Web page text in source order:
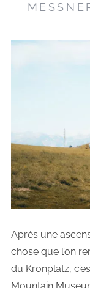
Après une
chose que l’on
du Kronplatz,